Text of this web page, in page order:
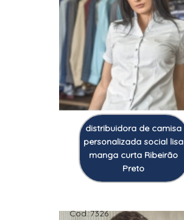
distribuidora de camisa
personalizada social lisa
manga curta Ribeirão
Preto
Cod.:7326